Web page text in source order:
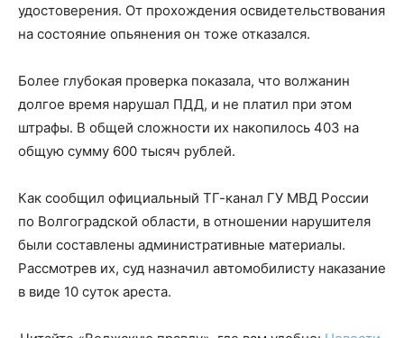
удостоверения. От прохождения освидетельствования
на состояние опьянения он тоже отказался.
Более глубокая проверка показала, что волжанин
долгое время нарушал ПДД, и не платил при этом
штрафы. В общей сложности их накопилось 403 на
общую сумму 600 тысяч рублей.
Как сообщил официальный ТГ-канал ГУ МВД России
по Волгоградской области, в отношении нарушителя
были составлены административные материалы.
Рассмотрев их, суд назначил автомобилисту наказание
в виде 10 суток ареста.